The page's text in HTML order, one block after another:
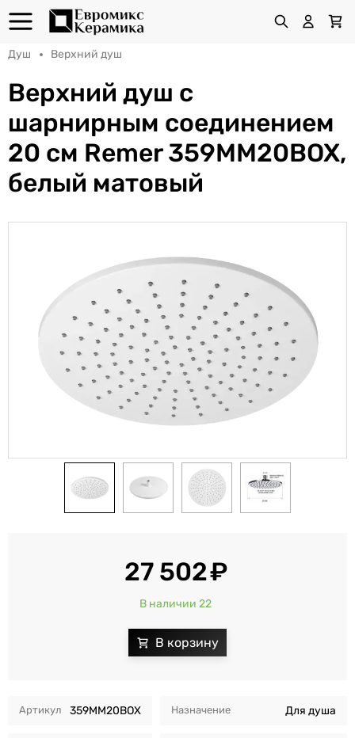
Душ Верхний душ
Верхний душ с
шарнирным соединением
20 см Remer 359MM20BOX,
белый матовый
Артикул 359MM20BOX Назначение Для душа
27 502
В наличии 22